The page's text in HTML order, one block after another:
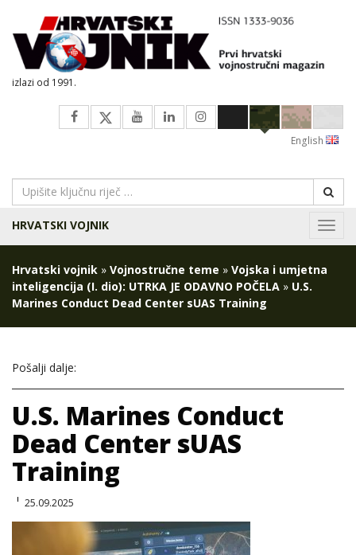
izlazi od 1991.
English
HRVATSKI VOJNIK
Hrvatski vojnik » Vojnostručne teme » Vojska i umjetna
inteligencija (I. dio): UTRKA JE ODAVNO POČELA » U.S.
Marines Conduct Dead Center sUAS Training
Pošalji dalje:
U.S. Marines Conduct
Dead Center sUAS
Training
25.09.2025